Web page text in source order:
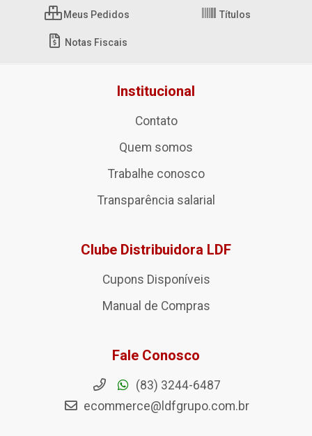
Meus Pedidos Títulos
Notas Fiscais
Institucional
Contato
Quem somos
Trabalhe conosco
Transparência salarial
Clube Distribuidora LDF
Cupons Disponíveis
Manual de Compras
Fale Conosco
(83) 3244-6487
ecommerce@ldfgrupo.com.br